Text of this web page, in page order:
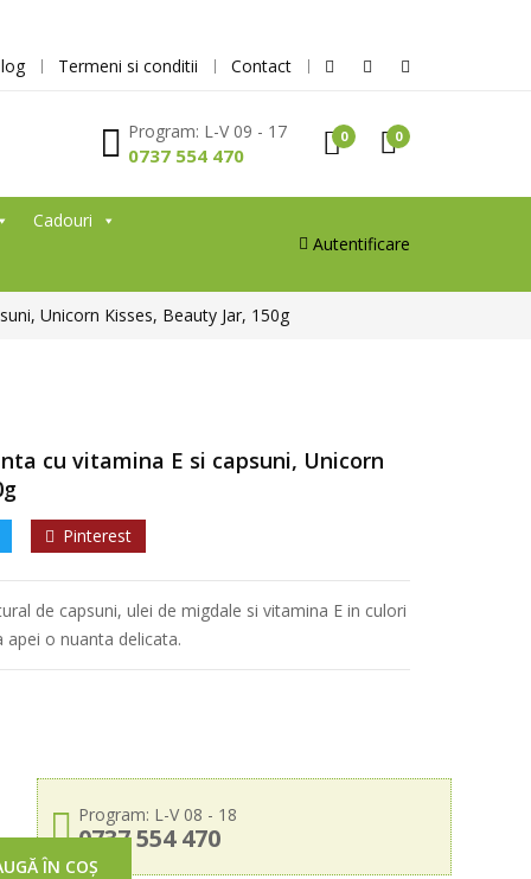
Termeni si conditii Contact
Program: L-V 09 - 17
0737 554 470
0 0
Cadouri
Autentificare
Unicorn Kisses, Beauty Jar, 150g
cu vitamina E si capsuni, Unicorn
Pinterest
de capsuni, ulei de migdale si vitamina E in culori
o nuanta delicata.
Program: L-V 08 - 18
0737 554 470
ÎN COȘ